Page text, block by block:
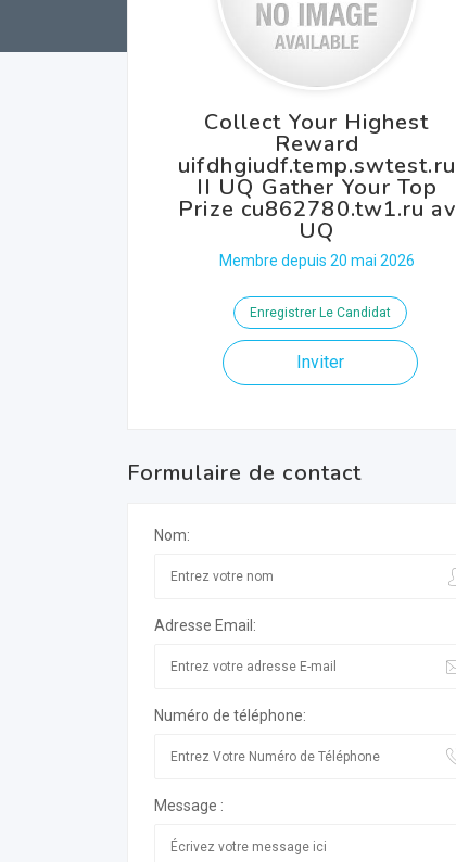
Collect Your Highest
Reward
uifdhgiudf.temp.swtest.ru
II UQ Gather Your Top
Prize cu862780.tw1.ru av
UQ
Membre depuis 20 mai 2026
Enregistrer Le Candidat
Inviter
Formulaire de contact
Nom:
Adresse Email:
Numéro de téléphone:
Message :